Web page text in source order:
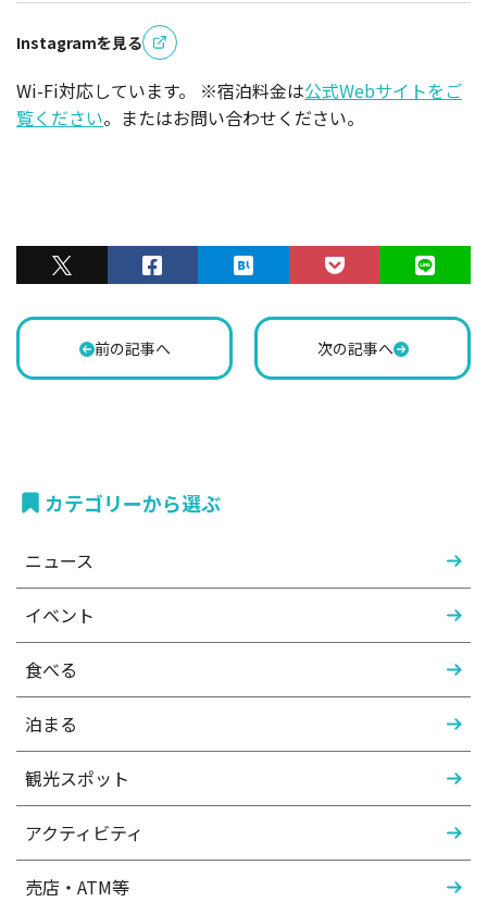
Instagramを見る
Wi-Fi対応しています。 ※宿泊料金は公式Webサイトをご
覧ください。またはお問い合わせください。
前の記事へ 次の記事へ
カテゴリーから選ぶ
ニュース
イベント
食べる
泊まる
観光スポット
アクティビティ
売店・ATM等